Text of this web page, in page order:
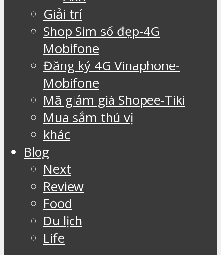
Giải trí
Shop Sim số đẹp-4G
Mobifone
Đăng ký 4G Vinaphone-
Mobifone
Mã giảm giá Shopee-Tiki
Mua sắm thú vị
khác
Blog
Next
Review
Food
Du lịch
Life